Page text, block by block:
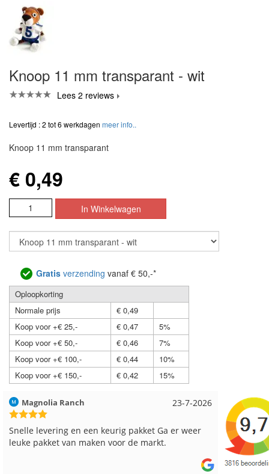
Knoop 11 mm transparant - wit
Lees 2 reviews
Levertijd : 2 tot 6 werkdagen meer info..
Knoop 11 mm transparant
€ 0,49
Gratis verzending vanaf € 50,-*
Oploopkorting
Normale prijs
€ 0,49
Koop voor +€ 25,-
€ 0,47
5%
Koop voor +€ 50,-
€ 0,46
7%
Koop voor +€ 100,-
€ 0,44
10%
Koop voor +€ 150,-
€ 0,42 15%
17-7-2026
Hilde uit Loyers
Reeds meerdere keren breigaren en breinaalden
besteld, altijd heel tevreden over de service.
Loes uit
Snelle